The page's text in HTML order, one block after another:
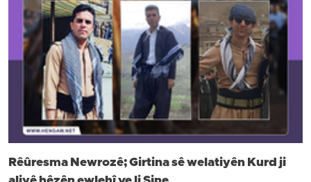
Rêûresma Newrozê; Girtina sê welatiyên Kurd ji